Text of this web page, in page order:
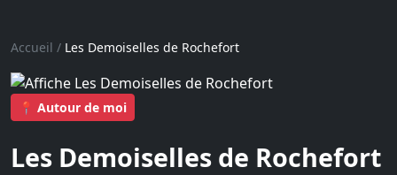
Accueil / Les Demoiselles de Rochefort
📍 Autour de moi
Les Demoiselles de Rochefort